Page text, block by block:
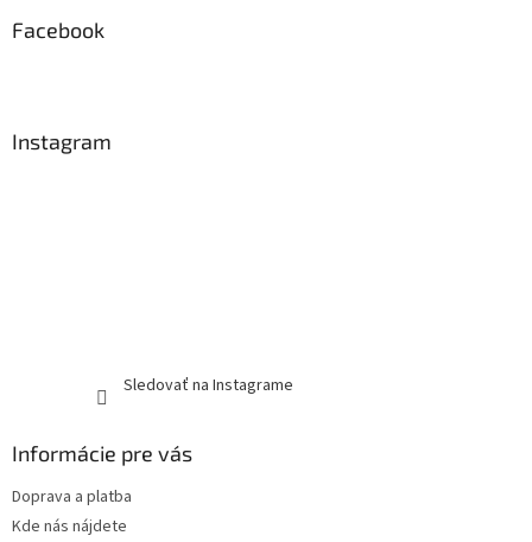
Facebook
Instagram
Sledovať na Instagrame
Informácie pre vás
Doprava a platba
Kde nás nájdete